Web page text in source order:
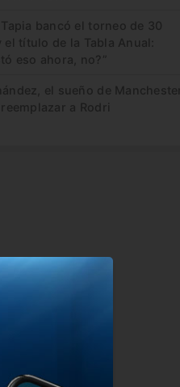
bancó el torneo de 30
el título de la Tabla Anual:
eso ahora, no?”
el sueño de Manchester
a Rodri